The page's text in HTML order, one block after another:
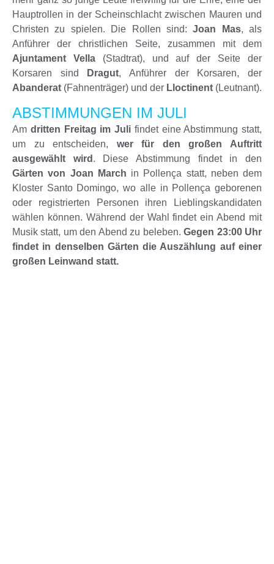
Hauptrollen in der Scheinschlacht zwischen Mauren und
Christen zu spielen. Die Rollen sind:Joan Mas, als
Anführer der christlichen Seite, zusammen mit dem
Ajuntament Vella(Stadtrat), und auf der Seite der
Korsaren sind
Dragut, Anführer der Korsaren, der
Abanderat (Fahnenträger) und der Lloctinent (Leutnant).
ABSTIMMUNGEN IM JULI
Am dritten Freitag im Juli findet eine Abstimmung statt,
um zu entscheiden, wer für den großen Auftritt
ausgewählt wird . Diese Abstimmung findet in den
Gärten von Joan March in Pollença statt, neben dem
Kloster Santo Domingo, wo alle in Pollença geborenen
oder registrierten Personen ihren Lieblingskandidaten
wählen können. Während der Wahl findet ein Abend mit
Musik statt, um den Abend zu beleben.Gegen 23:00 Uhr
findet in denselben Gärten die Auszählung auf einer
großen Leinwand statt.